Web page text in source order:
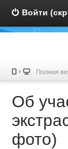
Войти
Полная
Об
фото)